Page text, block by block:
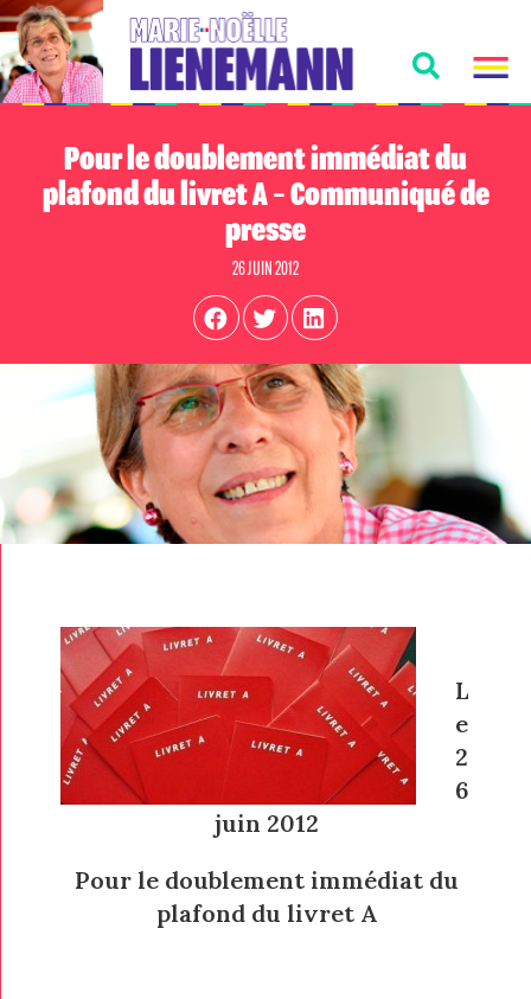
Pour le doublement immédiat du
plafond du livret A – Communiqué de
presse
26 JUIN 2012
L
e
2
6
juin 2012
Pour le doublement immédiat du
plafond du livret A